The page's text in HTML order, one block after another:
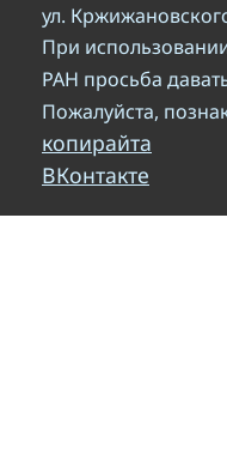
ул.
При
РАН просьба
Пожалуйста,
копирайта
ВКонтакте